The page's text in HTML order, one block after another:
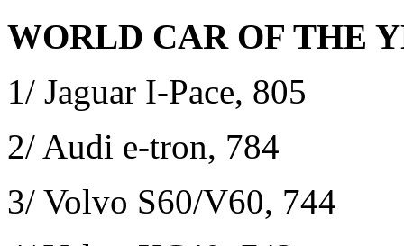
WORLD CAR OF THE
1/ Jaguar I-Pace, 805
2/ Audi e-tron, 784
3/ Volvo S60/V60, 744